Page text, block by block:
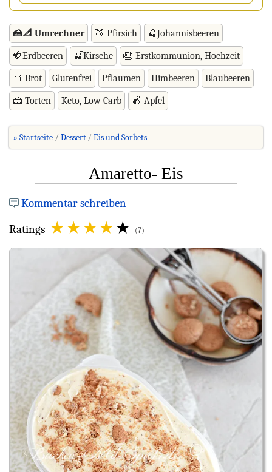
🍰📐 Umrechner 🍑 Pfirsich 🍒Johannisbeeren
🍓Erdbeeren 🍒Kirsche 🎂 Erstkommunion, Hochzeit
🍞 Brot Glutenfrei Pflaumen Himbeeren Blaubeeren
🍰 Torten Keto, Low Carb 🍎 Apfel
» Startseite Dessert Eis und Sorbets
Amaretto- Eis
Kommentar schreiben
Ratings
(7)